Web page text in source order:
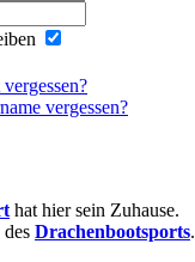
vergessen?
hat hier sein Zuhause.
Drachenbootsports.